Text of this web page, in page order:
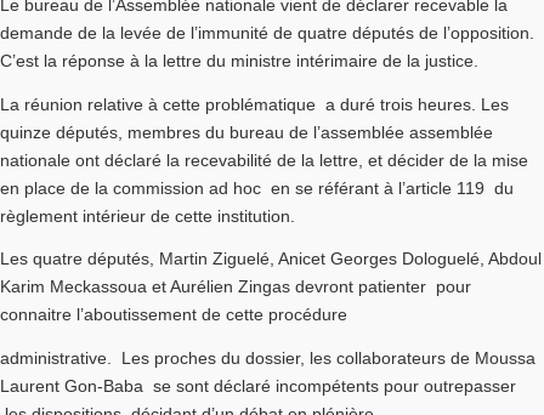
Le bureau de l’Assemblée nationale vient de déclarer recevable la
demande de la levée de l’immunité de quatre députés de l’opposition.
C’est la réponse à la lettre du ministre intérimaire de la justice.
La réunion relative à cette problématique a duré trois heures. Les
quinze députés, membres du bureau de l’assemblée assemblée
nationale ont déclaré la recevabilité de la lettre, et décider de la mise
en place de la commission ad hoc en se référant à l’article 119 du
règlement intérieur de cette institution.
Les quatre députés, Martin Ziguelé, Anicet Georges Dologuelé, Abdoul
Karim Meckassoua et Aurélien Zingas devront patienter pour
connaitre l’aboutissement de cette procédure
administrative. Les proches du dossier, les collaborateurs de Moussa
Laurent Gon-Baba se sont déclaré incompétents pour outrepasser